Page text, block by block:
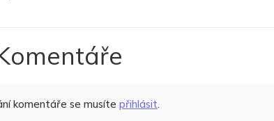
komentáře se musíte přihlásit.